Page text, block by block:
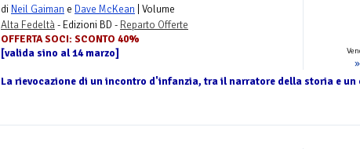
di Neil Gaiman e Dave McKean | Volume
Alta Fedeltà- Edizioni BD - Reparto Offerte
OFFERTA SOCI: SCONTO 40%
[valida sino al 14 marzo]
La rievocazione di un incontro d'infanzia, tra il narratore della storia e un